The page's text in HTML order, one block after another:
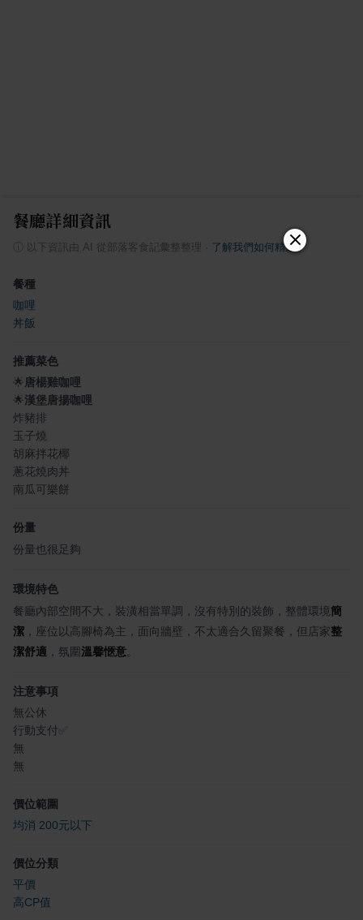
餐廳詳細資訊
以下資訊由 AI 從部落客食記彙整整理 了解我們如何精選
餐種
咖哩
丼飯
推薦菜色
🌟 唐楊雞咖哩
🌟漢堡唐揚咖哩
炸豬排
玉子燒
胡麻拌花椰
蔥花燒肉丼
南瓜可樂餅
份量
份量也很足夠
環境特色
餐廳內部空間不大，裝潢相當單調，沒有特別的裝飾，整體環境簡
潔 ，座位以高腳椅為主，面向牆壁，不太適合久留聚餐，但店家整
潔舒適 ，氛圍溫馨愜意
注意事項
無公休
行動支付✅
無
無
價位範圍
均消 200元以下
價位分類
平價
高CP值